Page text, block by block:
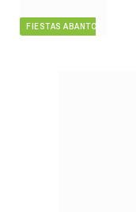
FIESTAS ABANTO ZIERBENA